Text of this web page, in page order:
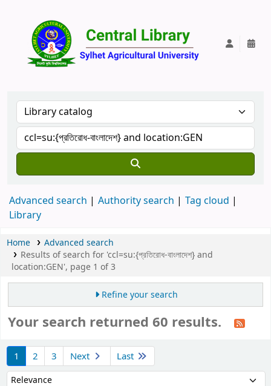
Advanced search Authority search
Tag cloud
Library
Home
Advanced search
Results of search for 'ccl=su:{প্রতিরোধ-বাংলাদেশ} and
location:GEN', page 1 of 3
Refine your search
Your search returned 60 results.
1 2 3 Next Last
Sort by: